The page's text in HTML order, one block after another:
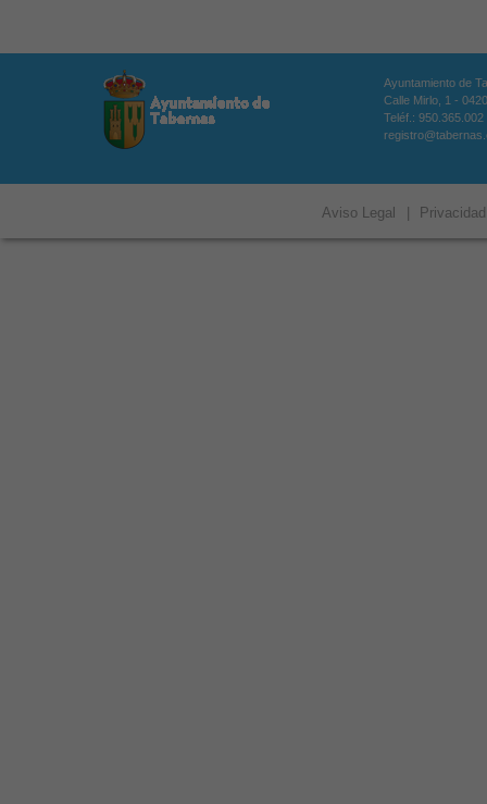
Ayuntamiento de
Calle Mirlo, 1 -
Teléf.:
Aviso Legal | Privacidad